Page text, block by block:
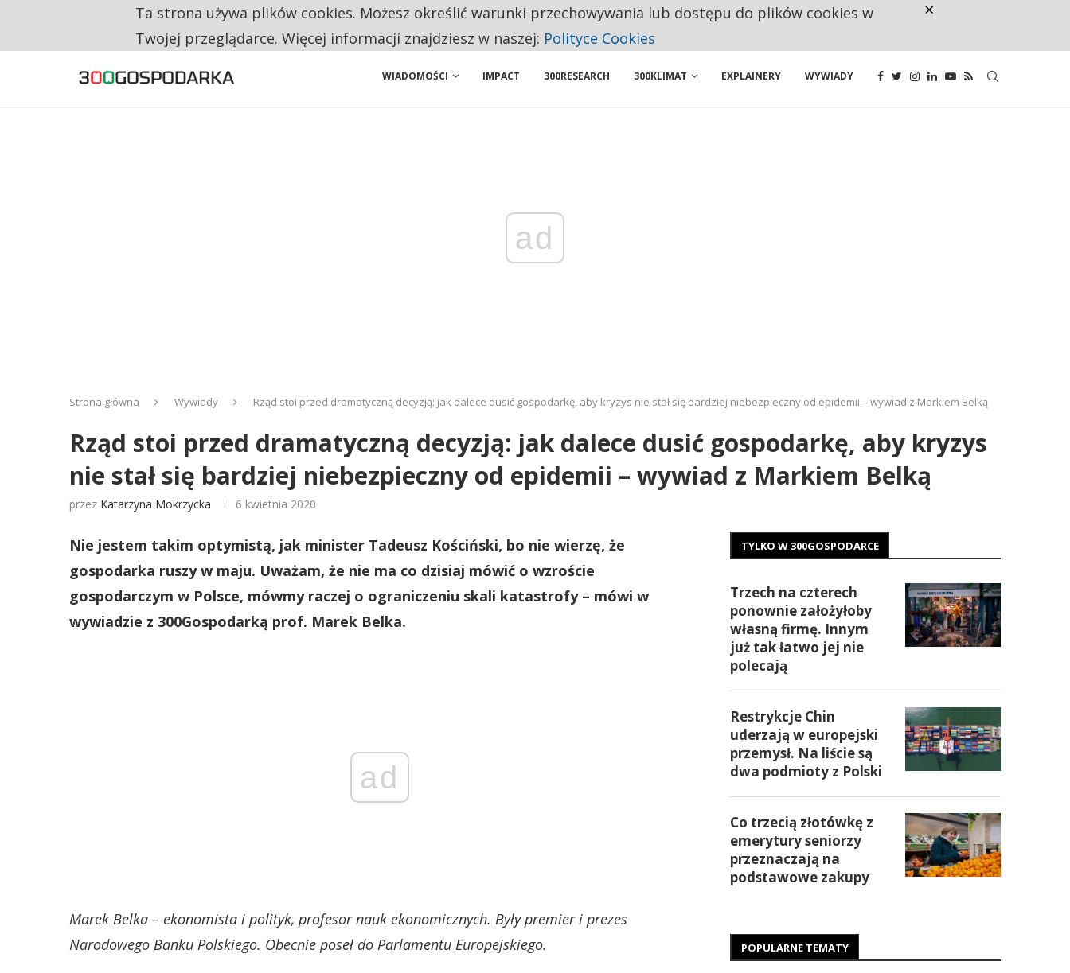
NA JEDEN WAKAT PRZYPADAJĄ 62 ZGŁOSZENIA. WIELU KANDYDATÓW NIE ROZPOCZYNA PRACY
WIADOMOŚCI IMPACT 300RESEARCH 300KLIMAT EXPLAINERY WYWIADY
ad
Strona główna Wywiady Rząd stoi przed dramatyczną decyzją: jak dalece dusić gospodarkę, aby kryzys nie stał się bardziej niebezpieczny od epidemii – wywiad z Markiem Belką
Rząd stoi przed dramatyczną decyzją: jak dalece dusić gospodarkę, aby kryzys
nie stał się bardziej niebezpieczny od epidemii – wywiad z Markiem Belką
przez Katarzyna Mokrzycka 6 kwietnia 2020
Nie jestem takim optymistą, jak minister Tadeusz Kościński, bo nie wierzę, że
gospodarka ruszy w maju. Uważam, że nie ma co dzisiaj mówić o wzroście
gospodarczym w Polsce, mówmy raczej o ograniczeniu skali katastrofy – mówi w
wywiadzie z 300Gospodarką prof. Marek Belka.
ad
Marek Belka – ekonomista i polityk, profesor nauk ekonomicznych. Były premier i prezes
Narodowego Banku Polskiego. Obecnie poseł do Parlamentu Europejskiego.
TYLKO W 300GOSPODARCE
Trzech na czterech
ponownie założyłoby
własną firmę. Innym
już tak łatwo jej nie
polecają
Restrykcje Chin
uderzają w europejski
przemysł. Na liście są
dwa podmioty z Polski
Co trzecią złotówkę z
emerytury seniorzy
przeznaczają na
podstawowe zakupy
POPULARNE TEMATY
Ta strona używa plików cookies. Możesz określić warunki przechowywania lub dostępu do plików cookies w
Twojej przeglądarce. Więcej informacji znajdziesz w naszej: Polityce Cookies
×